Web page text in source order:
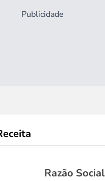
Publicidade
Razão Social